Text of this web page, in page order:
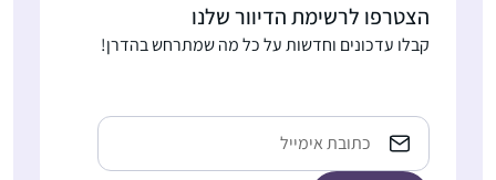
הצטרפו לרשימת הדיוור שלנו
קבלו עדכונים וחדשות על כל מה שמתרחש בהדרן!
Email